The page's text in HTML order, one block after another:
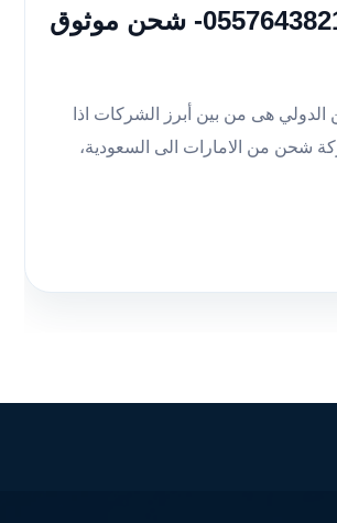
السعودية | 0557643821- شحن موثوق
هى من بين أبرز الشركات اذا
شحن من الامارات الى السعودية،